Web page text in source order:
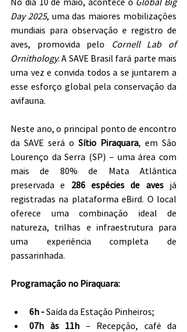
Day 2025, uma das maiores mobilizações
mundiais para observação e registro de
aves, promovida pelo
Cornell Lab of
Ornithology. A SAVE Brasil fará parte mais
uma vez e convida todos a se juntarem a
esse esforço global pela conservação da
avifauna.
Neste ano, o principal ponto de encontro
da SAVE será o Sítio Piraquara, em São
Lourenço da Serra (SP) – uma área com
mais de 80% de Mata Atlântica
preservada e 286 espécies de aves já
registradas na plataforma eBird. O local
oferece uma combinação ideal de
natureza, trilhas e infraestrutura para
uma experiência completa de
passarinhada.
Programação no Piraquara:
6h - Saída da Estação Pinheiros;
07h às 11h – Recepção, café da